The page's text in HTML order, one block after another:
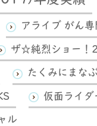
アライブ がん
ザ☆純烈ショー！2
たくみにまなぶ
仮面ライダ
ル